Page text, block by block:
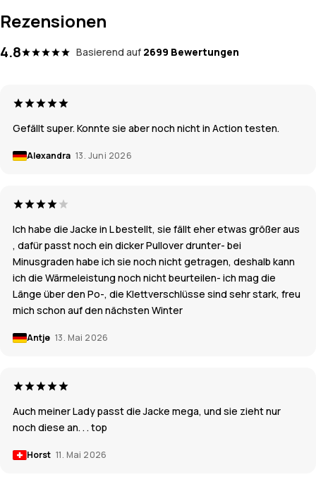
Rezensionen
4.8 Basierend auf 2699 Bewertungen
Gefällt super. Konnte sie aber noch nicht in Action testen.
Alexandra 13. Juni 2026
Ich habe die Jacke in L bestellt, sie fällt eher etwas größer aus
, dafür passt noch ein dicker Pullover drunter- bei
Minusgraden habe ich sie noch nicht getragen, deshalb kann
ich die Wärmeleistung noch nicht beurteilen- ich mag die
Länge über den Po-, die Klettverschlüsse sind sehr stark, freu
mich schon auf den nächsten Winter
Antje 13. Mai 2026
Auch meiner Lady passt die Jacke mega, und sie zieht nur
noch diese an. . . top
Horst 11. Mai 2026